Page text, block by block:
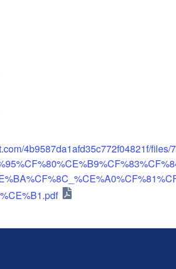
4b9587da1afd35c772f04821f/